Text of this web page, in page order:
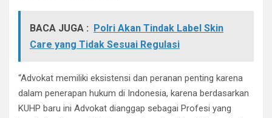
BACA JUGA : Polri Akan Tindak Label Skin
Care yang Tidak Sesuai Regulasi
“Advokat memiliki eksistensi dan peranan penting karena
dalam penerapan hukum di Indonesia, karena berdasarkan
KUHP baru ini Advokat dianggap sebagai Profesi yang